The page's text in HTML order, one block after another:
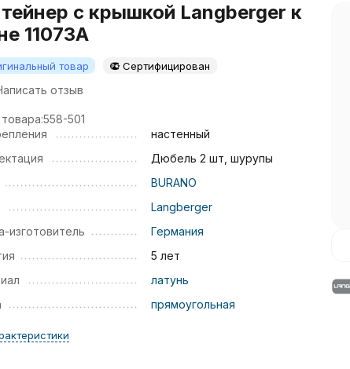
с крышкой Langberger к
11073A
товар Сертифицирован
отзыв
558-501
настенный
Дюбель 2 шт, шурупы
BURANO
Langberger
изготовитель
Германия
5 лет
латунь
прямоугольная